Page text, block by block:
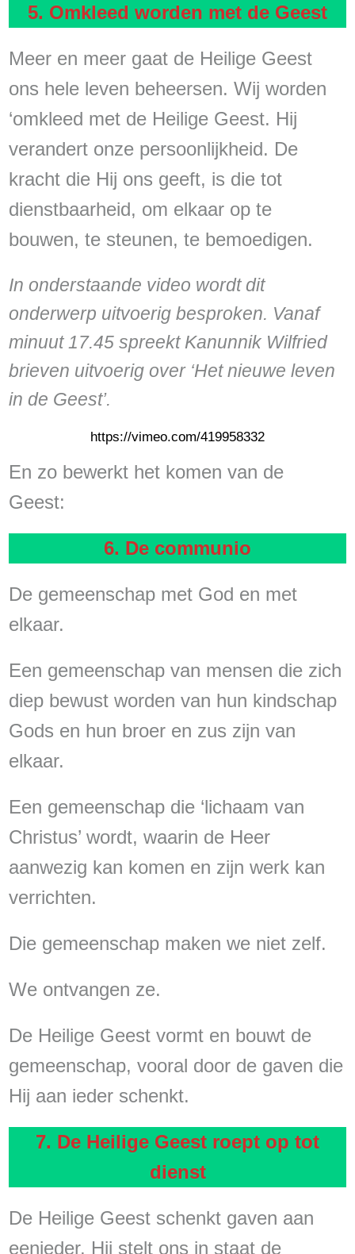
5. Omkleed worden met de Geest
Meer en meer gaat de Heilige Geest
ons hele leven beheersen. Wij worden
‘omkleed met de Heilige Geest. Hij
verandert onze persoonlijkheid. De
kracht die Hij ons geeft, is die tot
dienstbaarheid, om elkaar op te
bouwen, te steunen, te bemoedigen.
In onderstaande video wordt dit
onderwerp uitvoerig besproken. Vanaf
minuut 17.45 spreekt Kanunnik Wilfried
brieven uitvoerig over ‘Het nieuwe leven
in de Geest’.
https://vimeo.com/419958332
En zo bewerkt het komen van de
Geest:
6. De communio
De gemeenschap met God en met
elkaar.
Een gemeenschap van mensen die zich
diep bewust worden van hun kindschap
Gods en hun broer en zus zijn van
elkaar.
Een gemeenschap die ‘lichaam van
Christus’ wordt, waarin de Heer
aanwezig kan komen en zijn werk kan
verrichten.
Die gemeenschap maken we niet zelf.
We ontvangen ze.
De Heilige Geest vormt en bouwt de
gemeenschap, vooral door de gaven die
Hij aan ieder schenkt.
7. De Heilige Geest roept op tot
dienst
De Heilige Geest schenkt gaven aan
eenieder. Hij stelt ons in staat de